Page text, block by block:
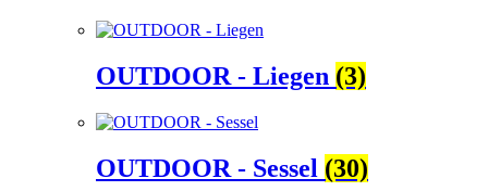
OUTDOOR - Liegen (3)
OUTDOOR - Sessel (30)